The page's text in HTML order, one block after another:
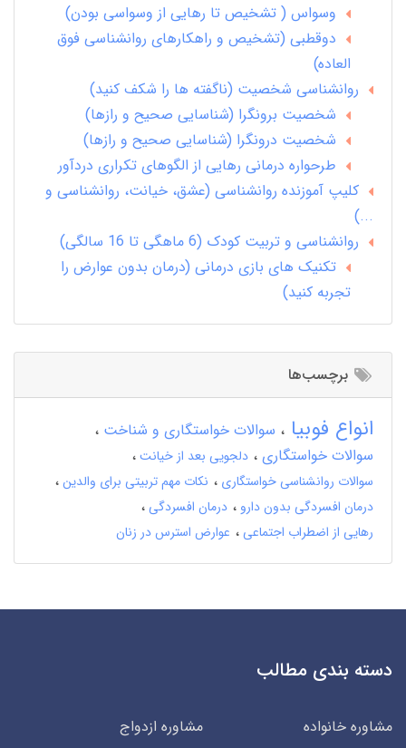
وسواس ( تشخیص تا رهایی از وسواسی بودن)
دوقطبی (تشخیص و راهکارهای روانشناسی فوق
العاده)
روانشناسی شخصیت (ناگفته ها را شکف کنید)
شخصیت برونگرا (شناسایی صحیح و رازها)
شخصیت درونگرا (شناسایی صحیح و رازها)
طرحواره درمانی رهایی از الگوهای تکراری دردآور
کلیپ آموزنده روانشناسی (عشق، خیانت، روانشناسی و
...)
روانشناسی و تربیت کودک (6 ماهگی تا 16 سالگی)
تکنیک های بازی درمانی (درمان بدون عوارض را
تجربه کنید)
برچسب‌ها
انواع فوبیا
سوالات خواستگاری و شناخت
سوالات خواستگاری
دلجویی بعد از خیانت
سوالات روانشناسی خواستگاری
نکات مهم تربیتی برای والدین
درمان افسردگی بدون دارو
درمان افسردگی
رهایی از اضطراب اجتماعی
عوارض استرس در زنان
دسته بندی مطالب
مشاوره خانواده
مشاوره ازدواج